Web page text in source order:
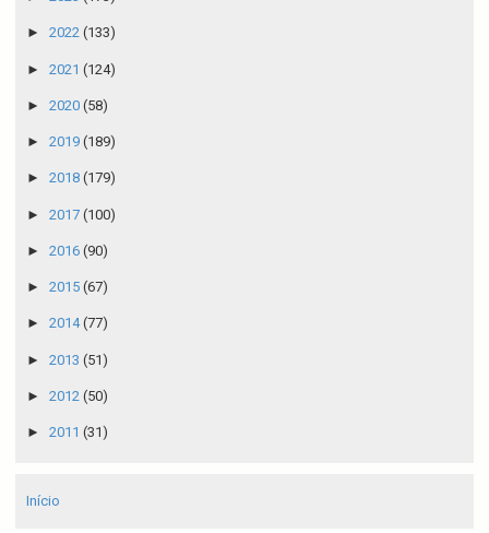
► 2022 (133)
► 2021 (124)
► 2020 (58)
► 2019 (189)
► 2018 (179)
► 2017 (100)
► 2016 (90)
► 2015 (67)
► 2014(77)
► 2013 (51)
► 2012 (50)
► 2011 (31)
Início